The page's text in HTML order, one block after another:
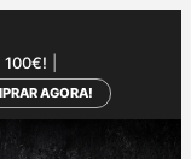
100€!
AGORA!